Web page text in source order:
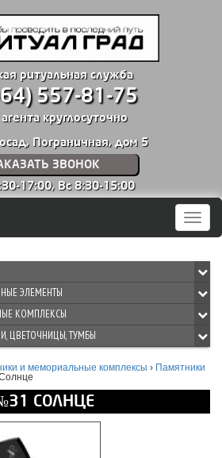
ритуальная служба
557-81-75
круглосуточно
Пограничная, дом 5
ЗВОНОК
17:00, Вс 8:30-15:00
Меню
ЭЛЕМЕНТЫ
КОМПЛЕКСЫ
ЦВЕТОЧНИЦЫ, ТУМБЫ
и мемориальные комплексы › Памятники
СОЛНЦЕ